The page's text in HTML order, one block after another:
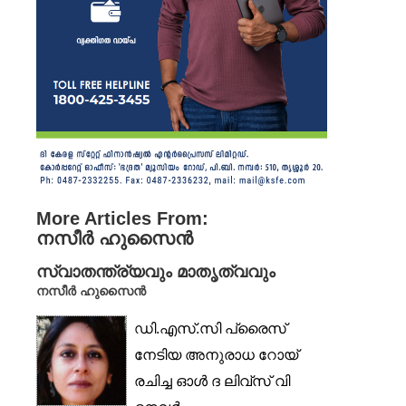
More Articles From:
നസീർ ഹുസൈൻ
സ്വാതന്ത്ര്യവും മാതൃത്വവും
നസീർ ഹുസൈൻ
ഡി.എസ്.സി പ്രൈസ്
നേടിയ അനുരാധ റോയ്
രചിച്ച ഓൾ ദ ലിവ്‌സ് വി